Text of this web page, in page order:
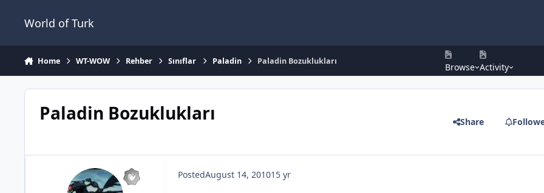
World of Turk
Home WT-WOW Rehber Sınıflar Paladin Paladin Bozuklukları
Browse Activity
Paladin Bozuklukları Share
PostedAugust 14, 201015 yr